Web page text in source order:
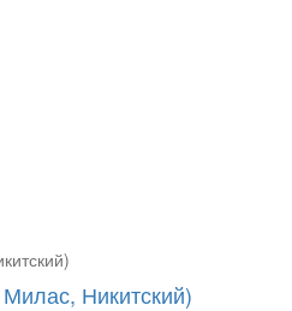
Никитский)